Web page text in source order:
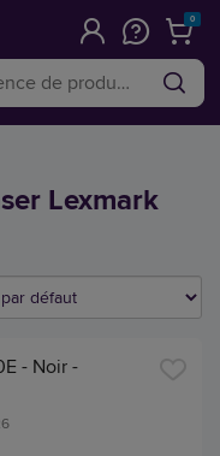
0
Lexmark
- Noir -